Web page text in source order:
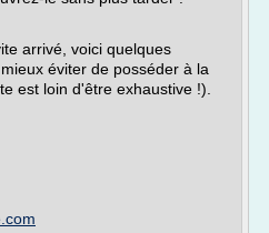
arrivé, voici quelques
éviter de posséder à la
est loin d'être exhaustive !).